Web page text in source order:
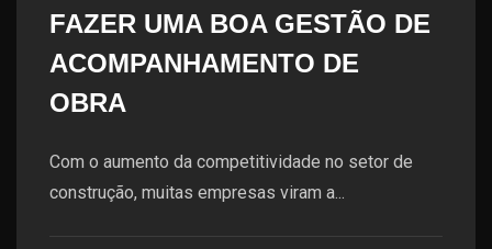
FAZER UMA BOA GESTÃO DE
ACOMPANHAMENTO DE
OBRA
Com o aumento da competitividade no setor de
construção, muitas empresas viram a...